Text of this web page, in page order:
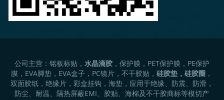
公司主营：铭板标贴， 水晶滴胶，保护膜，PET保护膜，PE保护
膜，EVA脚垫，EVA盒子，PC镜片，不干胶贴，硅胶垫，硅胶圈 ，
双面胶纸，绝缘片，彩盒挂钩，海垫，应用于绝缘、防震、防滑，
防尘、耐温、隔热屏蔽EMI、胶贴、海棉及不干胶商标等模切产